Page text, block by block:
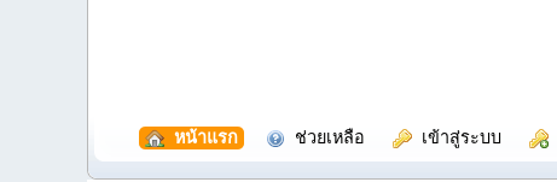
หน้าแรก ช่วยเหลือ เข้าสู่ระบบ